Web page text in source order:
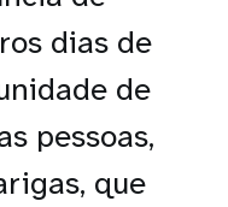
dias de
de
pessoas,
que